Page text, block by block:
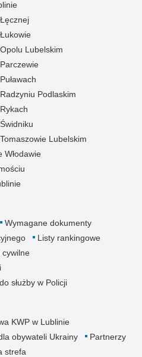
Lubelskim
Podlaskim
Lubelskim
Włodawie
Wymagane dokumenty
Listy rankingowe
cywilne
służby w Policji
KWP w Lublinie
obywateli Ukrainy
Partnerzy
strefa